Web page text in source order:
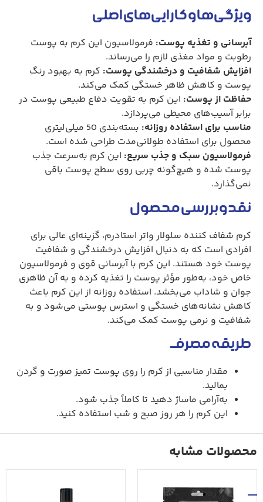
ویژگی‌ها و کارایی‌های اصلی
آبرسانی و تغذیه پوست: فرمولاسیون این کرم به پوست
رطوبت و مواد مغذی لازم را می‌رساند.
افزایش شفافیت و درخشندگی پوست: کرم به بهبود رنگ
پوست و کاهش ظاهر خستگی کمک می‌کند.
حفاظت از پوست: این کرم به تقویت دفاع طبیعی پوست در
برابر آسیب‌های محیطی می‌پردازد.
مناسب برای استفاده روزانه:
بسته‌بندی 50 میلی‌لیتری
محصول برای استفاده طولانی‌مدت طراحی شده است.
فرمولاسیون سبک و جذب سریع: این کرم به‌سرعت جذب
پوست شده و هیچ‌گونه چربی روی سطح پوست باقی
نمی‌گذارد.
نقد و بررسی محصول
کرم شفاف کننده سلولار واتر استادرم، گزینه‌ای عالی برای
افرادی است که به دنبال افزایش درخشندگی و شفافیت
پوست خود هستند. این کرم با آبرسانی قوی و فرمولاسیون
خاص خود، به‌طور مؤثر پوست را تغذیه کرده و به آن ظاهری
جوان و شاداب می‌بخشد. استفاده روزانه از این کرم باعث
کاهش نشانه‌های خستگی و استرس پوستی می‌شود و به
شفافیت و نرمی پوست کمک می‌کند.
طریقه مصرف
مقدار مناسبی از کرم را روی پوست تمیز صورت و گردن
بمالید.
به‌آرامی ماساژ دهید تا کاملاً جذب شود.
این کرم را هر روز صبح و شب استفاده کنید.
محصولات مشابه